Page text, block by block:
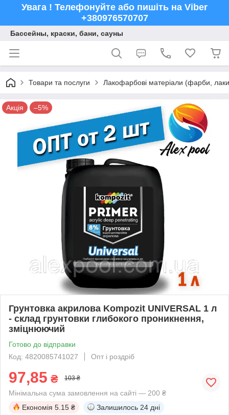
Увага ! Телефонуйте або пишіть на Viber
+380976570707
Бассейны, краски, бани, сауны
Товари та послуги Лакофарбові матеріали (фарби,
Акція –5%
Грунтовка акрилова Kompozit UNIVERSAL 1 л
- склад грунтовки глибокого проникнення,
зміцнюючий
Готово до відправки
Код: 4820085741027
Опт і роздріб
97,85 ₴ 103 ₴
Мінімальна сума замовлення на сайті — 200 ₴
Економія 5.15 ₴ Залишилось 24 дні